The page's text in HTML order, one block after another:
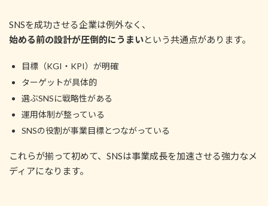
SNSを成功させる企業は例外なく、
始める前の設計が圧倒的にうまいという共通点があります。
目標（KGI・KPI）が明確
ターゲットが具体的
選ぶSNSに戦略性がある
運用体制が整っている
SNSの役割が事業目標とつながっている
これらが揃って初めて、SNSは事業成長を加速させる強力なメ
ディアになります。